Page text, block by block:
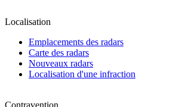
Localisation
Emplacements des radars
Carte des radars
Nouveaux radars
Localisation d'une infraction
Contravention